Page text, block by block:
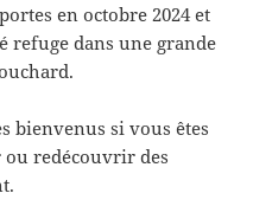
en octobre 2024 et
refuge dans une grande
bienvenus si vous êtes
redécouvrir des